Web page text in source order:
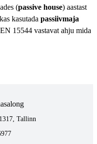
(passive house) aastast
kasutada passiivmaja
15544 vastavat ahju mida
Tallinn